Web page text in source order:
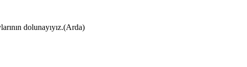
dolunayıyız.(Arda)